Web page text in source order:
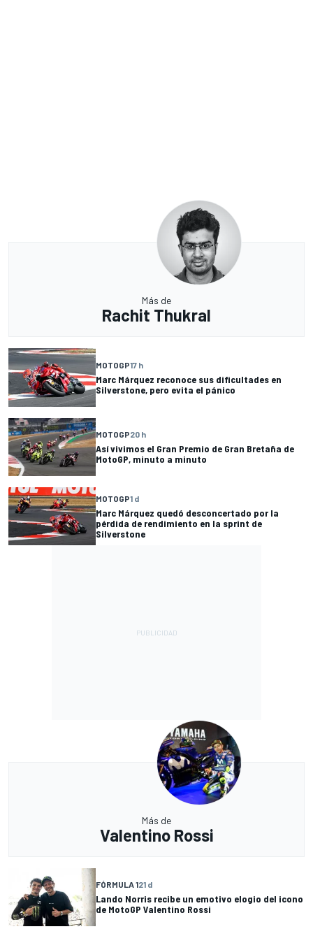
Más de
Rachit Thukral
MOTOGP17 h
Marc Márquez reconoce sus dificultades en
Silverstone, pero evita el pánico
MOTOGP20 h
Así vivimos el Gran Premio de Gran Bretaña de
MotoGP, minuto a minuto
MOTOGP1 d
Marc Márquez quedó desconcertado por la
pérdida de rendimiento en la sprint de
Silverstone
Más de
Valentino Rossi
FÓRMULA 121 d
Lando Norris recibe un emotivo elogio del icono
de MotoGP Valentino Rossi